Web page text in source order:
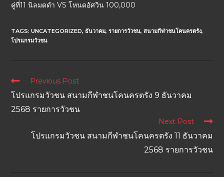
คู่ที่11 นิลมดดำ VS โหนดอัศวิน 100,000
TAGS:UNCATEGORIZED, ธันวาคม, รายการวัวชน, สนามกีฬาชนโคนครตรัง,
โปรแกรมวัวชน
Previous Post
โปรแกรมวัวชน สนามกีฬาชนโคนครตรัง 9 ธันวาคม
2568 รายการวัวชน
Next Post
โปรแกรมวัวชน สนามกีฬาชนโคนครตรัง 11 ธันวาคม
2568 รายการวัวชน